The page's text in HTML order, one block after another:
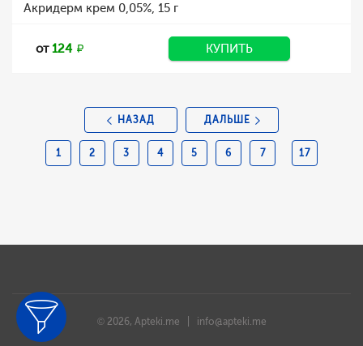
Акридерм крем 0,05%, 15 г
от124 КУПИТЬ
НАЗАД
1 2 3 4 5 6 7 17
ДАЛЬШЕ
© 2026, Apteki.me | info@apteki.me